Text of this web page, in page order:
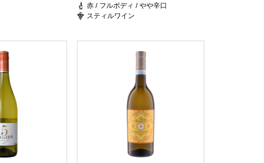
赤 / フルボディ / やや辛口
スティルワイン